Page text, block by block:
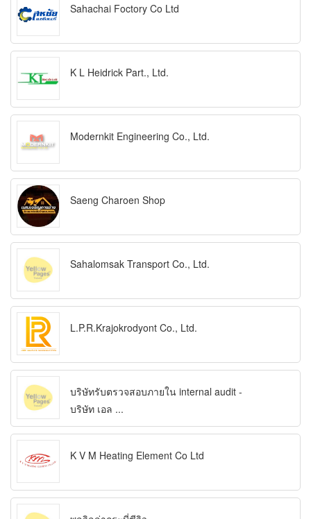
Sahachai Foctory Co Ltd
K L Heidrick Part., Ltd.
Modernkit Engineering Co., Ltd.
Saeng Charoen Shop
Sahalomsak Transport Co., Ltd.
L.P.R.Krajokrodyont Co., Ltd.
บริษัทรับตรวจสอบภายใน internal audit -
บริษัท เอล ...
K V M Heating Element Co Ltd